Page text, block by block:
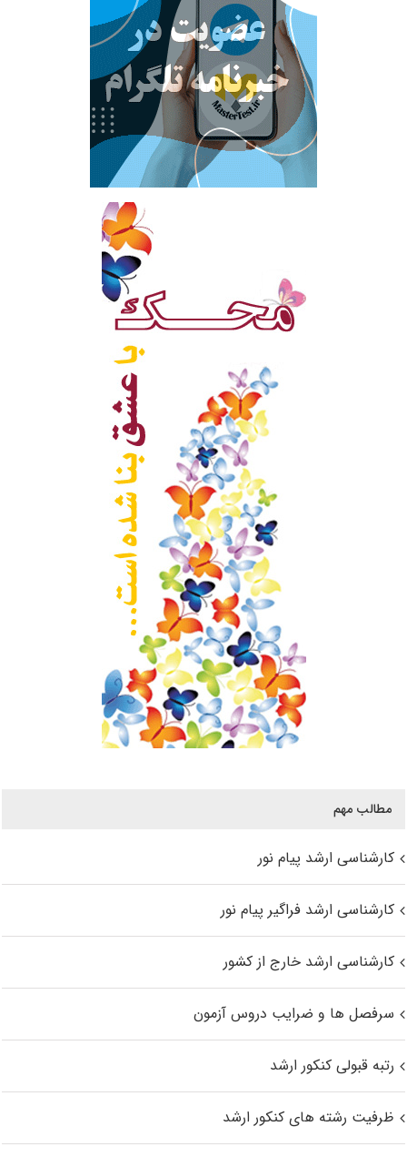
مطالب مهم
کارشناسی ارشد پیام نور
کارشناسی ارشد فراگیر پیام نور
کارشناسی ارشد خارج از کشور
سرفصل ها و ضرایب دروس آزمون
رتبه قبولی کنکور ارشد
ظرفیت رشته های کنکور ارشد